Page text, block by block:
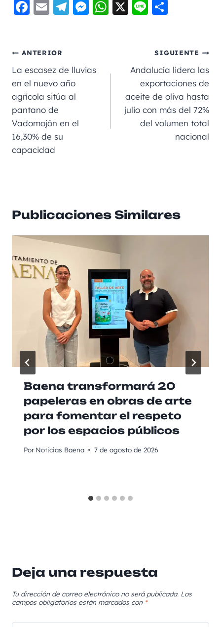
F
e
b
o
o
k
E
l
Te
m
M
n
W
A
X
Li
p
a
rt
ir
ANTERIOR
La escasez de lluvias
en el nuevo año
agrícola sitúa al
pantano de
Vadomojón en el
16,30% de su
capacidad
SIGUIENTE
Andalucía lidera las
exportaciones de
aceite de oliva hasta
julio con más del 72%
del volumen total
nacional
Publicaciones Similares
Baena transformará 20
papeleras en obras de arte
para fomentar el respeto
por los espacios públicos
Por Noticias Baena 7 de agosto de 2026
Deja una respuesta
Tu dirección de correo electrónico no será publicada. Los
campos obligatorios están marcados con *